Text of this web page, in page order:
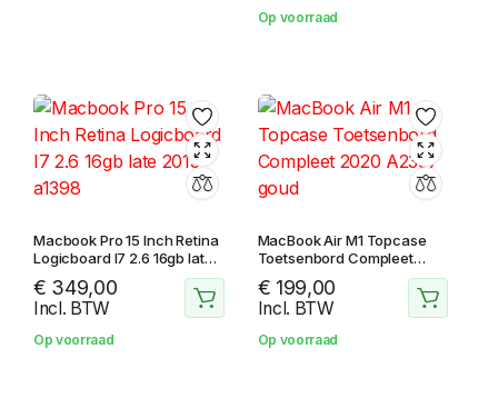
Op voorraad
Macbook Pro 15 Inch Retina
Logicboard I7 2.6 16gb late
€ 349,00
Incl. BTW
Op voorraad
MacBook Air M1 Topcase
Toetsenbord Compleet
€ 199,00
Incl. BTW
Op voorraad